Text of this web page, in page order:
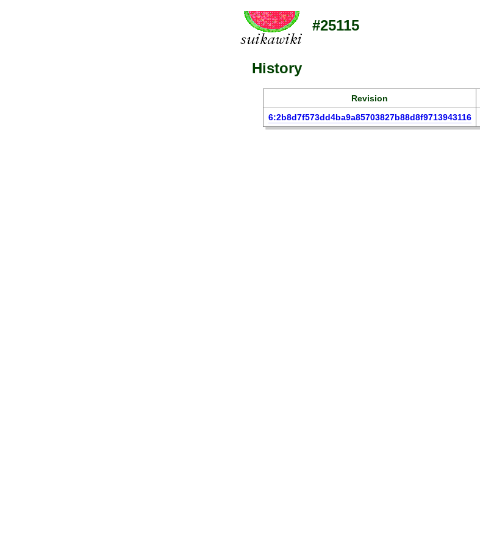
#25115
History
Revision
6:2b8d7f573dd4ba9a85703827b88d8f9713943116